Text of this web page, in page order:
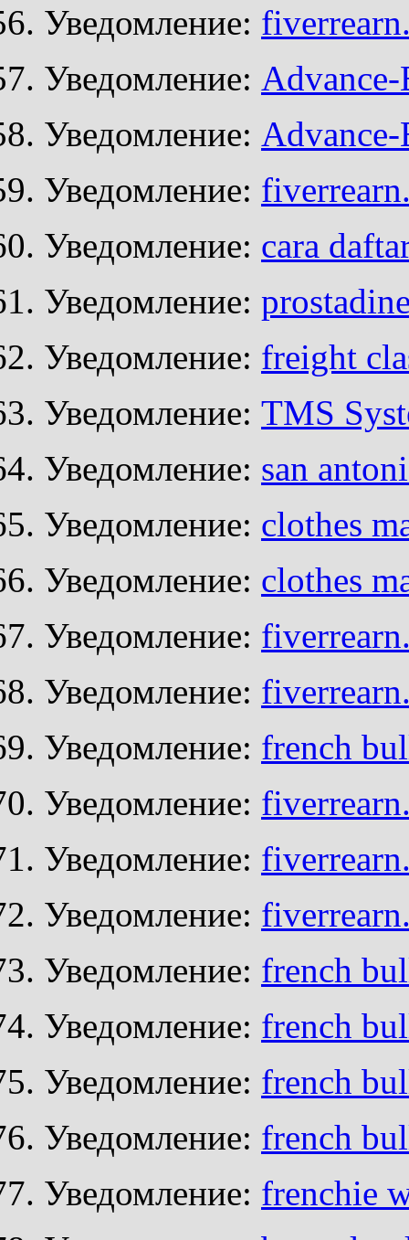
Уведомление:
Уведомление:
Уведомление:
Уведомление:
Уведомление: cara
Уведомление:
Уведомление: freight
Уведомление: TMS
Уведомление: san
Уведомление: clothes
Уведомление: clothes
Уведомление:
Уведомление:
Уведомление: french
Уведомление:
Уведомление:
Уведомление:
Уведомление: french
Уведомление: french
Уведомление: french
Уведомление: french
Уведомление: frenchie